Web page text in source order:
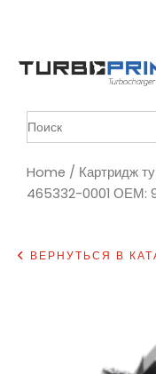
Search
for:
Home / Картридж
465332-0001 ОЕМ:
ВЕРНУТЬСЯ В